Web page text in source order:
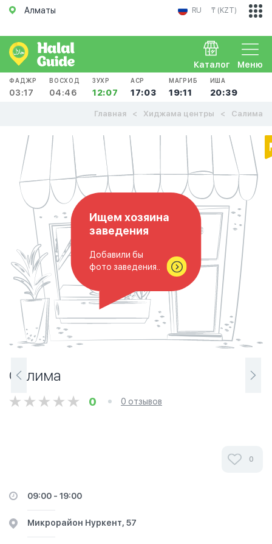
Алматы RU ₸ (KZT)
Меню
Каталог
ФАДЖР
03:17
ВОСХОД
04:46
ЗУХР
12:07
АСР
17:03
МАГРИБ
19:11
ИША
20:39
Главная Хиджама центры Салима
Ищем хозяина
заведения
Добавили бы
фото заведения..
Салима
0 0 отзывов
0
09:00 - 19:00
​Микрорайон Нуркент, 57